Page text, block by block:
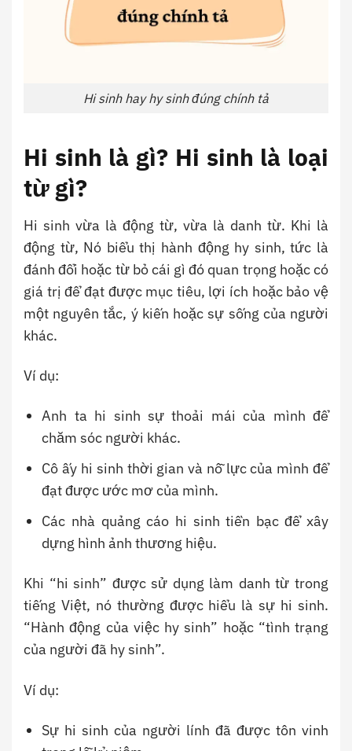
Hi sinh hay hy sinh đúng chính tả
Hi sinh là gì? Hi sinh là loại
từ gì?
Hi sinh vừa là động từ, vừa là danh từ. Khi là
động từ, Nó biểu thị hành động hy sinh, tức là
đánh đổi hoặc từ bỏ cái gì đó quan trọng hoặc có
giá trị để đạt được mục tiêu, lợi ích hoặc bảo vệ
một nguyên tắc, ý kiến ​​hoặc sự sống của người
khác.
Ví dụ:
Anh ta hi sinh sự thoải mái của mình để
chăm sóc người khác.
Cô ấy hi sinh thời gian và nỗ lực của mình để
đạt được ước mơ của mình.
Các nhà quảng cáo hi sinh tiền bạc để xây
dựng hình ảnh thương hiệu.
Khi “hi sinh” được sử dụng làm danh từ trong
tiếng Việt, nó thường được hiểu là sự hi sinh.
“Hành động của việc hy sinh” hoặc “tình trạng
của người đã hy sinh”.
Ví dụ:
Sự hi sinh của người lính đã được tôn vinh